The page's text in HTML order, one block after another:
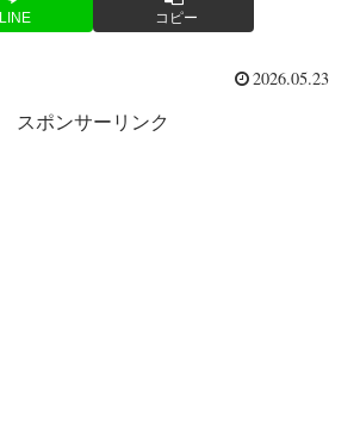
LINE コピー
2026.05.23
スポンサーリンク